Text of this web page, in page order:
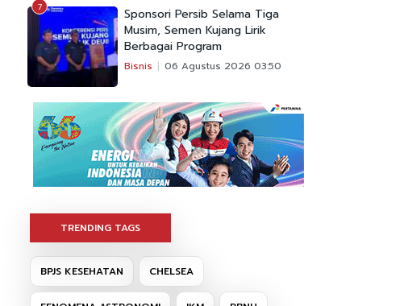
7
Sponsori Persib Selama Tiga
Musim, Semen Kujang Lirik
Berbagai Program
Bisnis 06 Agustus 2026 03:50
TRENDING TAGS
BPJS KESEHATAN CHELSEA